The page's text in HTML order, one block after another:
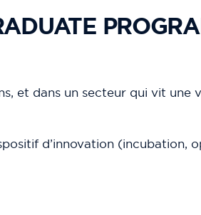
et dans un secteur qui vit une
d’innovation (incubation,